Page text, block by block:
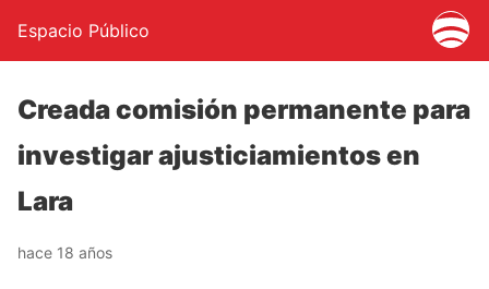
Espacio Público
Creada comisión permanente para
investigar ajusticiamientos en
Lara
hace 18 años